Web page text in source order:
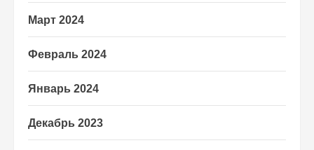
Март 2024
Февраль 2024
Январь 2024
Декабрь 2023